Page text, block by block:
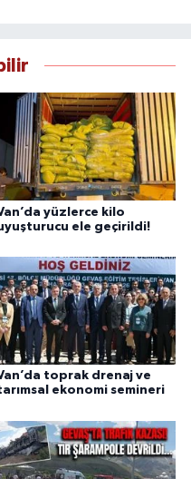
takip eden Güçlü, tarafsız,
yüzlerce kilo
ele geçirildi!
toprak drenaj ve
ekonomi semineri